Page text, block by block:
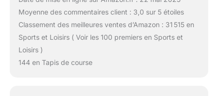
Moyenne des commentaires client : 3,0 sur 5 étoiles
Classement des meilleures ventes d’Amazon : 31 515 en
Sports et Loisirs ( Voir les 100 premiers en Sports et
Loisirs )
144 en Tapis de course